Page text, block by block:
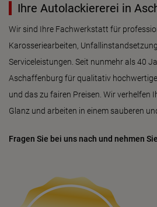
Ihre Autolackiererei in
Wir sind Ihre Fachwerkstatt für
Karosseriearbeiten,
Serviceleistungen. Seit nunmehr als 40
Aschaffenburg für qualitativ
und das zu fairen Preisen. Wir verhelfen
Glanz und arbeiten in einem sauberen
Fragen Sie bei uns nach und nehmen